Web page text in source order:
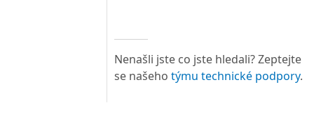
Nenašli jste co jste hledali? Zeptejte
se našeho týmu technické podpory.